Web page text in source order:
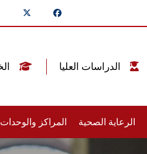
الرعاية الصحية المراكز والوحدات